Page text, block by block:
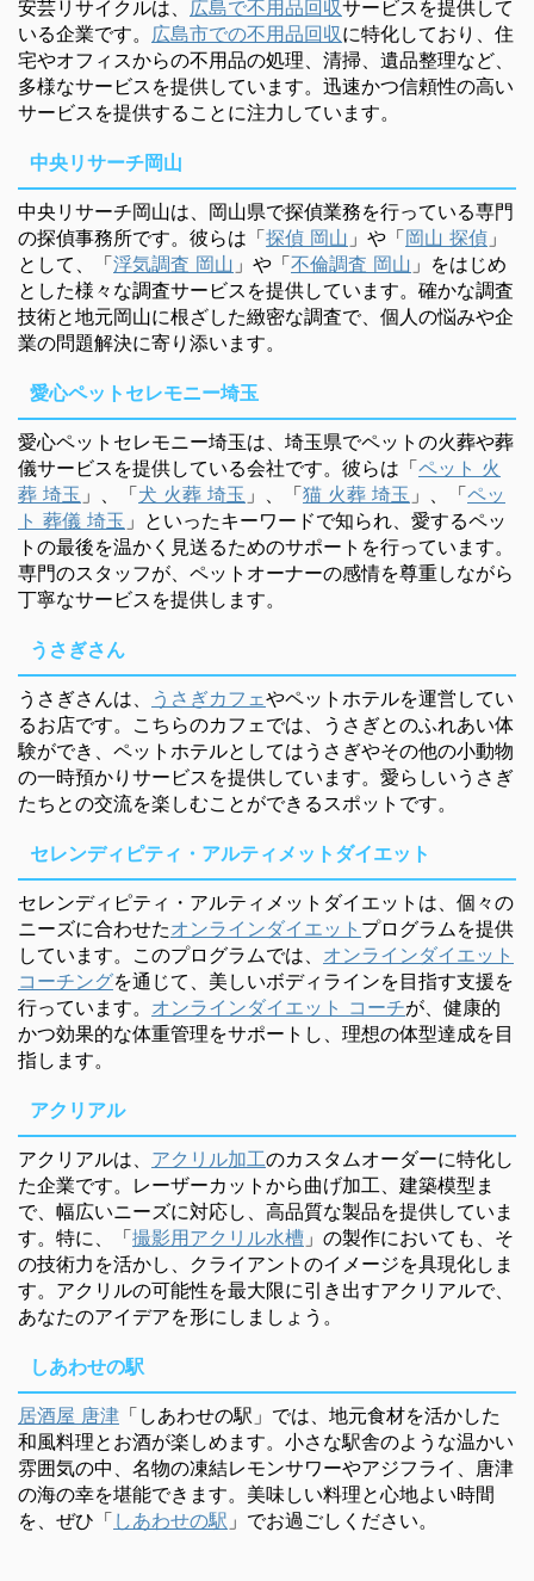
安芸リサイクルは、 広島で不用品回収サービスを提供して
いる企業です。 広島市での不用品回収に特化しており、住
宅やオフィスからの不用品の処理、清掃、遺品整理など、
多様なサービスを提供しています。迅速かつ信頼性の高い
サービスを提供することに注力しています。
中央リサーチ岡山
中央リサーチ岡山は、岡山県で探偵業務を行っている専門
の探偵事務所です。彼らは「探偵 岡山 」や「岡山 探偵 」
として、「浮気調査 岡山 」や「不倫調査 岡山 」をはじめ
とした様々な調査サービスを提供しています。確かな調査
技術と地元岡山に根ざした緻密な調査で、個人の悩みや企
業の問題解決に寄り添います。
愛心ペットセレモニー埼玉
愛心ペットセレモニー埼玉は、埼玉県でペットの火葬や葬
儀サービスを提供している会社です。彼らは「ペット 火
葬 埼玉 」、「犬 火葬 埼玉 」、「猫 火葬 埼玉 」、「ペッ
ト 葬儀 埼玉 」といったキーワードで知られ、愛するペッ
トの最後を温かく見送るためのサポートを行っています。
専門のスタッフが、ペットオーナーの感情を尊重しながら
丁寧なサービスを提供します。
うさぎさん
うさぎさんは、 うさぎカフェやペットホテルを運営してい
るお店です。こちらのカフェでは、うさぎとのふれあい体
験ができ、ペットホテルとしてはうさぎやその他の小動物
の一時預かりサービスを提供しています。愛らしいうさぎ
たちとの交流を楽しむことができるスポットです。
セレンディピティ・アルティメットダイエット
セレンディピティ・アルティメットダイエットは、個々の
ニーズに合わせたオンラインダイエット プログラムを提供
しています。このプログラムでは、 オンラインダイエット
コーチングを通じて、美しいボディラインを目指す支援を
行っています。 オンラインダイエット コーチが、健康的
かつ効果的な体重管理をサポートし、理想の体型達成を目
指します。
アクリアル
アクリアルは、 アクリル加工のカスタムオーダーに特化し
た企業です。レーザーカットから曲げ加工、建築模型ま
で、幅広いニーズに対応し、高品質な製品を提供していま
す。特に、「撮影用アクリル水槽 」の製作においても、そ
の技術力を活かし、クライアントのイメージを具現化しま
す。アクリルの可能性を最大限に引き出すアクリアルで、
あなたのアイデアを形にしましょう。
しあわせの駅
居酒屋 唐津 「しあわせの駅」では、地元食材を活かした
和風料理とお酒が楽しめます。小さな駅舎のような温かい
雰囲気の中、名物の凍結レモンサワーやアジフライ、唐津
の海の幸を堪能できます。美味しい料理と心地よい時間
を、ぜひ「 しあわせの駅 」でお過ごしください。